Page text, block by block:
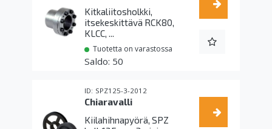
Kitkaliitosholkki,
itsekeskittävä RCK80,
KLCC, ...
Tuotetta on varastossa
50
SPZ125-3-2012
Chiaravalli
Kiilahihnapyörä, SPZ